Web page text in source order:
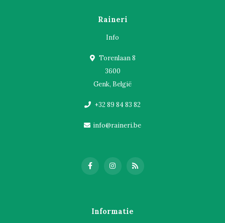
Raineri
Info
Torenlaan 8
3600
Genk, België
+32 89 84 83 82
info@raineri.be
Informatie